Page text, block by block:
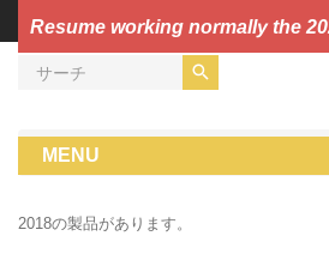
Resume working normally the
MENUビニール
2018の製品があります。